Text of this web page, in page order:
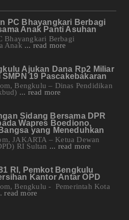
PC Bhayangkari Berbagi
Anak Panti Asuhan
Bhayangkari Berbagi
Anak ... read more
Ajukan Dana Rp2 Miliar
19 Pascakebakaran
Bengkulu – Dinas Pendidikan
... read more
Sidang Bersama DPR
Wapres Boediono,
yang Meneduhkan
JAKARTA – Ketua Dewan
RI Sultan ... read more
RI, Pemkot Bengkulu
Kantor Antar OPD
Bengkulu - Pemerintah Kota
read more